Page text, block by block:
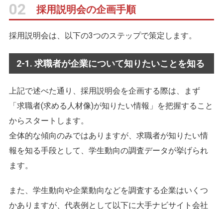
02 採用説明会の企画手順
採用説明会は、以下の3つのステップで策定します。
2-1. 求職者が企業について知りたいことを知る
上記で述べた通り、採用説明会を企画する際は、まず
「求職者(求める人材像)が知りたい情報」を把握すること
からスタートします。
全体的な傾向のみではありますが、求職者が知りたい情
報を知る手段として、学生動向の調査データが挙げられ
ます。
また、学生動向や企業動向などを調査する企業はいくつ
かありますが、代表例として以下に大手ナビサイト会社